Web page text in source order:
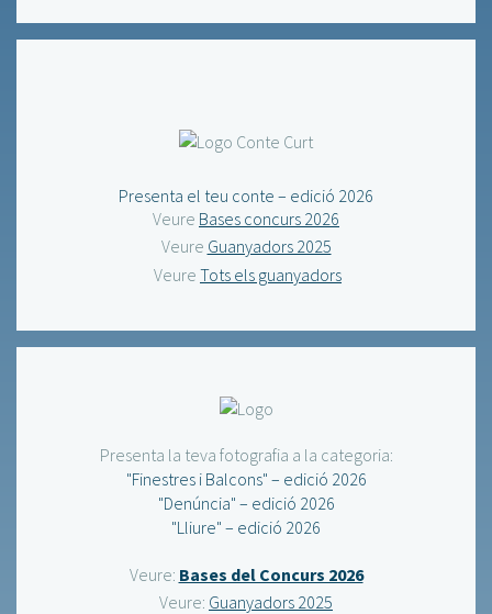
Presenta el teu conte – edició 2026
Veure Bases concurs 2026
Veure Guanyadors 2025
Veure Tots els guanyadors
Presenta la teva fotografia a la categoria:
"Finestres i Balcons" – edició 2026
"Denúncia" – edició 2026
"Lliure" – edició 2026
Veure: Bases del Concurs 2026
Veure: Guanyadors 2025